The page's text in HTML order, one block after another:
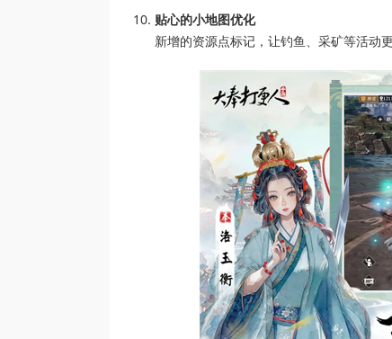
贴心的小地图优化
新增的资源点标记，让钓鱼、采矿等活动